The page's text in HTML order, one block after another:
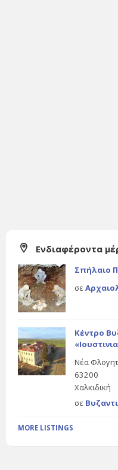
Ενδιαφέροντα
Σπήλαιο
σε
Κέντρο
Νέα
63200
Χαλκιδική
σε
MORE LISTINGS